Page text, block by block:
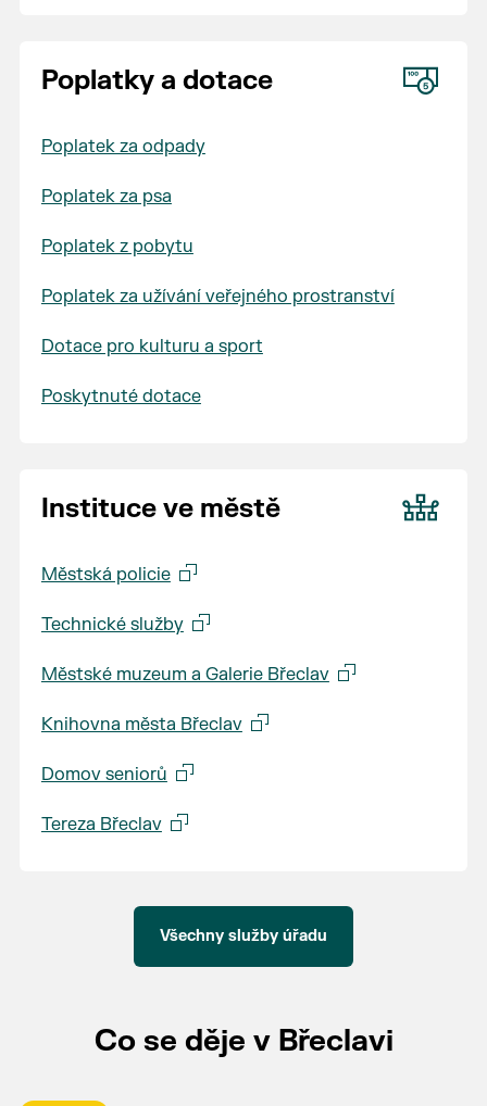
Poplatky a dotace
Poplatek za odpady
Poplatek za psa
Poplatek z pobytu
Poplatek za užívání veřejného prostranství
Dotace pro kulturu a sport
Poskytnuté dotace
Instituce ve městě
Městská policie
Technické služby
Městské muzeum a Galerie Břeclav
Knihovna města Břeclav
Domov seniorů
Tereza Břeclav
Všechny služby úřadu
Co se děje v Břeclavi